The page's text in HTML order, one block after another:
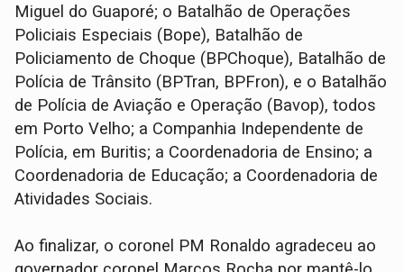
Miguel do Guaporé; o Batalhão de Operações
Policiais Especiais (Bope), Batalhão de
Policiamento de Choque (BPChoque), Batalhão de
Polícia de Trânsito (BPTran, BPFron), e o Batalhão
de Polícia de Aviação e Operação (Bavop), todos
em Porto Velho; a Companhia Independente de
Polícia, em Buritis; a Coordenadoria de Ensino; a
Coordenadoria de Educação; a Coordenadoria de
Atividades Sociais.
Ao finalizar, o coronel PM Ronaldo agradeceu ao